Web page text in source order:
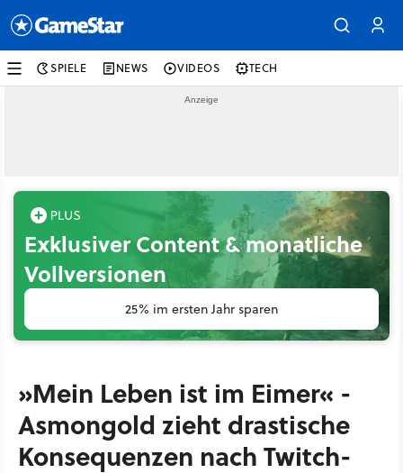
SPIELE NEWS VIDEOS TECH
Exklusiver Content & monatliche
Vollversionen
25% im ersten Jahr sparen
»Mein Leben ist im Eimer« -
Asmongold zieht drastische
Konsequenzen nach Twitch-